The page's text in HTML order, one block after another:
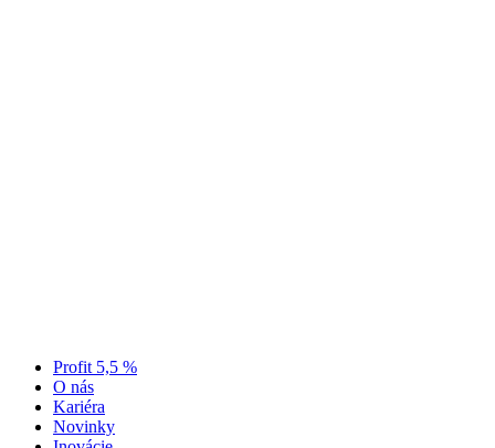
Profit 5,5 %
O nás
Kariéra
Novinky